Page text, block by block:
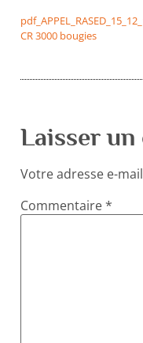
CR 3000 bougies
Laisser
Votre adresse e-
Commentaire*